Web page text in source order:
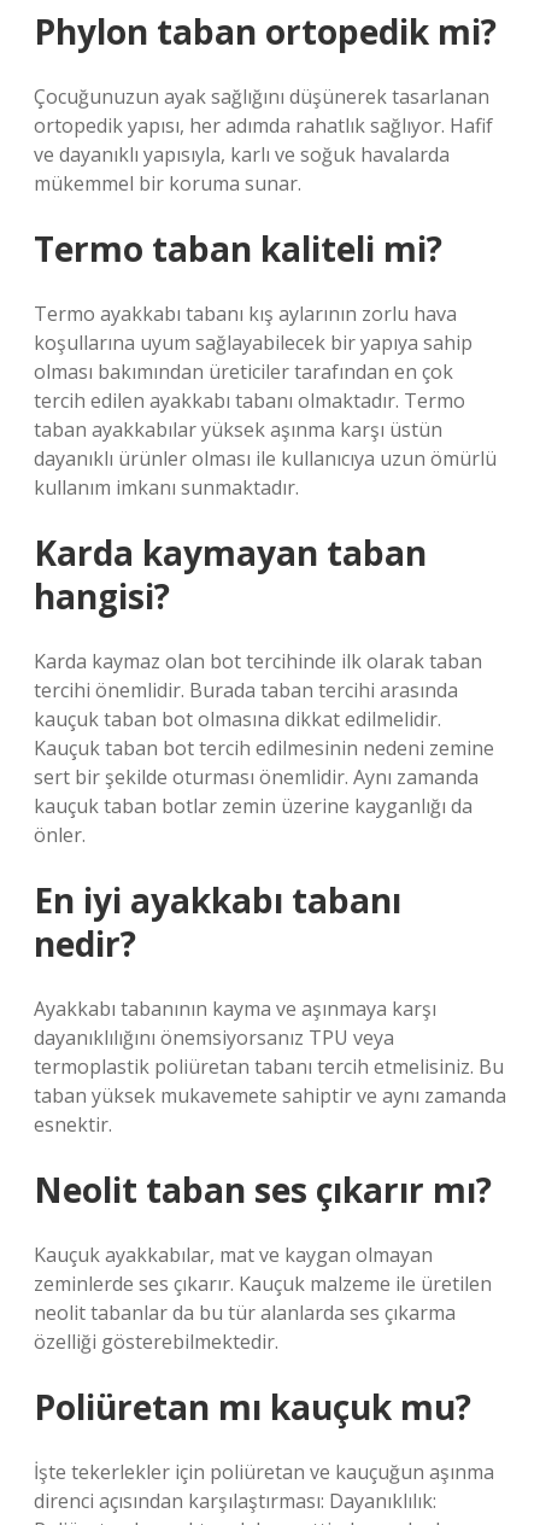
Phylon taban ortopedik mi?
Çocuğunuzun ayak sağlığını düşünerek tasarlanan
ortopedik yapısı, her adımda rahatlık sağlıyor. Hafif
ve dayanıklı yapısıyla, karlı ve soğuk havalarda
mükemmel bir koruma sunar.
Termo taban kaliteli mi?
Termo ayakkabı tabanı kış aylarının zorlu hava
koşullarına uyum sağlayabilecek bir yapıya sahip
olması bakımından üreticiler tarafından en çok
tercih edilen ayakkabı tabanı olmaktadır. Termo
taban ayakkabılar yüksek aşınma karşı üstün
dayanıklı ürünler olması ile kullanıcıya uzun ömürlü
kullanım imkanı sunmaktadır.
Karda kaymayan taban
hangisi?
Karda kaymaz olan bot tercihinde ilk olarak taban
tercihi önemlidir. Burada taban tercihi arasında
kauçuk taban bot olmasına dikkat edilmelidir.
Kauçuk taban bot tercih edilmesinin nedeni zemine
sert bir şekilde oturması önemlidir. Aynı zamanda
kauçuk taban botlar zemin üzerine kayganlığı da
önler.
En iyi ayakkabı tabanı
nedir?
Ayakkabı tabanının kayma ve aşınmaya karşı
dayanıklılığını önemsiyorsanız TPU veya
termoplastik poliüretan tabanı tercih etmelisiniz. Bu
taban yüksek mukavemete sahiptir ve aynı zamanda
esnektir.
Neolit taban ses çıkarır mı?
Kauçuk ayakkabılar, mat ve kaygan olmayan
zeminlerde ses çıkarır. Kauçuk malzeme ile üretilen
neolit tabanlar da bu tür alanlarda ses çıkarma
özelliği gösterebilmektedir.
Poliüretan mı kauçuk mu?
İşte tekerlekler için poliüretan ve kauçuğun aşınma
direnci açısından karşılaştırması: Dayanıklılık: